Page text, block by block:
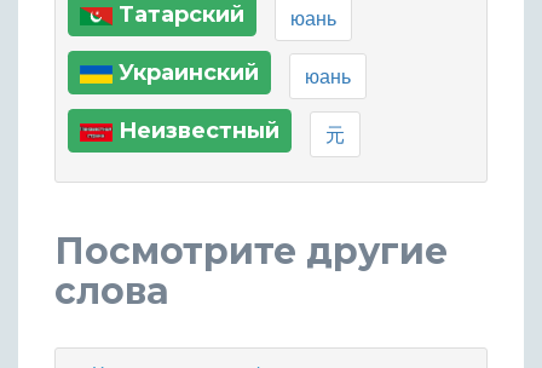
Татарский юань
Украинский юань
Неизвестный 元
Посмотрите другие
слова